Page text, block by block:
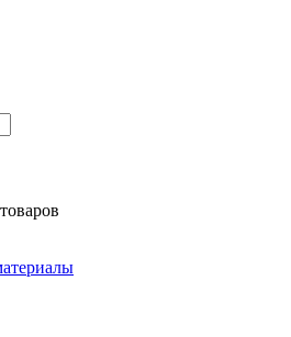
товаров